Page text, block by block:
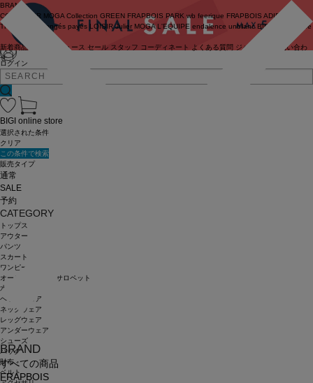
ログイン
BRAND
COUTURIER MOGA Collection GREEN FRAPBOIS PARK wb feerique FRAPBOIS ADIEU
TRISTESSE
congés payés LOISIR Julier MOGA L'EQUIPE endalence unbilanc BIGI online store
新着商品 ニュース セール スタッフ コーディネート よくある質問 ジャーナル
お問い合わ
せ
BRAND
すべての商品
FRAPBOIS
BIGI online store
選択された条件
クリア
この条件で検索
販売タイプ
通常
SALE
予約
CATEGORY
トップス
アウター
パンツ
スカート
ワンピース
オールインワン・サロペット
水着
ヘッドウェア
ネックウェア
レッグウェア
アンダーウェア
シューズ
バッグ
財布
ベルト